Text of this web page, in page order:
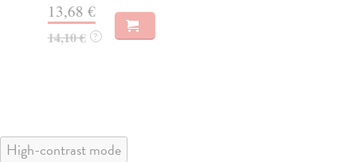
13,68 €
14,10 € ?
High-contrast mode